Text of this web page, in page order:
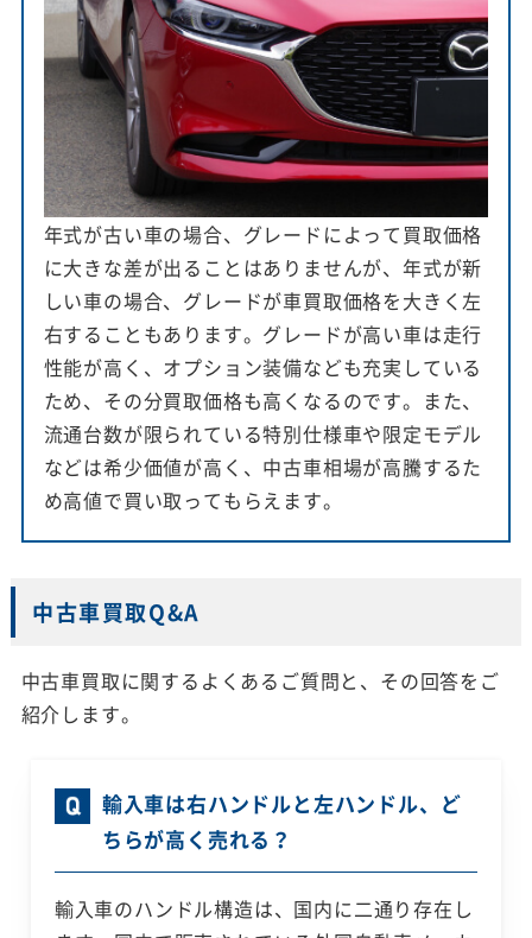
年式が古い車の場合、グレードによって買取価格
に大きな差が出ることはありませんが、年式が新
しい車の場合、グレードが車買取価格を大きく左
右することもあります。グレードが高い車は走行
性能が高く、オプション装備なども充実している
ため、その分買取価格も高くなるのです。また、
流通台数が限られている特別仕様車や限定モデル
などは希少価値が高く、中古車相場が高騰するた
め高値で買い取ってもらえます。
中古車買取Q&A
中古車買取に関するよくあるご質問と、その回答をご
紹介します。
輸入車は右ハンドルと左ハンドル、ど
ちらが高く売れる？
輸入車のハンドル構造は、国内に二通り存在し